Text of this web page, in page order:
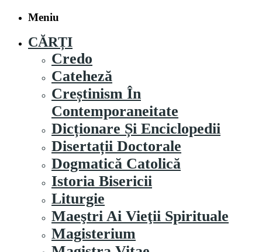
Meniu
CĂRȚI
Credo
Cateheză
Creștinism În
Contemporaneitate
Dicționare Și Enciclopedii
Disertații Doctorale
Dogmatică Catolică
Istoria Bisericii
Liturgie
Maeştri Ai Vieţii Spirituale
Magisterium